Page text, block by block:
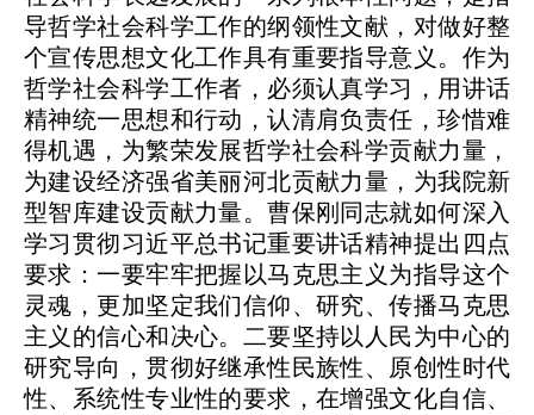
导哲学社会科学工作的纲领性文献，对做好整
个宣传思想文化工作具有重要指导意义 。作为
哲学社会科学工作者，必须认真学习， 用讲话
精神统一思想和行动，认清肩负责任，珍惜难
得机遇，为繁荣发展哲学社会科学贡献力量 ，
为建设经济强省美丽河北贡献力量，为我院新
型智库建设贡献力量。曹保刚同志就如何深入
学习贯彻习近平总书记重要讲话精神提出四点
要求： 一要牢牢把握以马克思主义为指导这个
灵魂，更加坚定我们信仰、研究、传播马克思
主义的信心和决心。二要坚持以人民为中心的
研究导向 ，贯彻好继承性民族性、原创性时代
性、系统性专业性的要求，在增强文化自信、